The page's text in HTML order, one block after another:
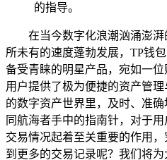
的指导。
在当今数字化浪潮汹涌澎
所未有的速度蓬勃发展，TP钱
备受青睐的明星产品，宛如一
用户提供了极为便捷的资产管理
的数字资产世界里，及时、准
同航海者手中的指南针，对于
交易情况起着至关重要的作用
到更多的交易记录呢？我们将为